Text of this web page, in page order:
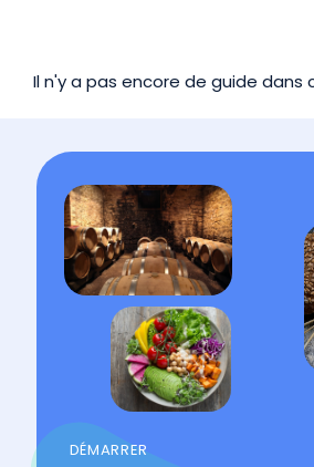
Il n'y a pas encore de guide
DÉMARRER